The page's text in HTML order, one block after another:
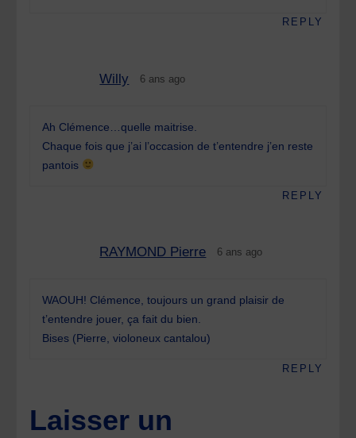
REPLY
Willy 6 ans ago
Ah Clémence…quelle maitrise.
Chaque fois que j’ai l’occasion de t’entendre j’en reste
pantois
REPLY
RAYMOND Pierre 6 ans ago
WAOUH! Clémence, toujours un grand plaisir de
t’entendre jouer, ça fait du bien.
Bises (Pierre, violoneux cantalou)
REPLY
Laisser un